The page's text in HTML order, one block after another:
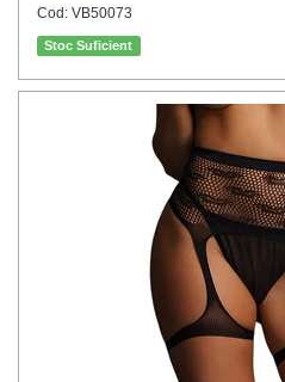
Cod: VB50073
Stoc Suficient